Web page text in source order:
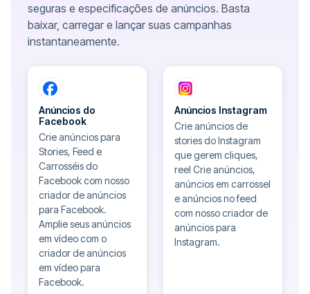
seguras e especificações de anúncios. Basta
baixar, carregar e lançar suas campanhas
instantaneamente.
Anúncios do
Facebook
Crie anúncios para
Stories, Feed e
Carrosséis do
Facebook com nosso
criador de anúncios
para Facebook.
Amplie seus anúncios
em vídeo com o
criador de anúncios
em vídeo para
Facebook.
Anúncios Instagram
Crie anúncios de
stories do Instagram
que gerem cliques,
reel Crie anúncios,
anúncios em carrossel
e anúncios no feed
com nosso criador de
anúncios para
Instagram.